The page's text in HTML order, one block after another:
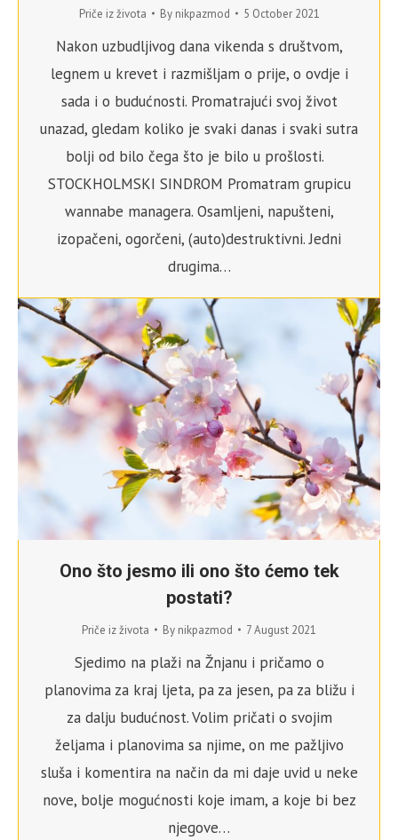
Priče iz života By nikpazmod 5 October 2021
Nakon uzbudljivog dana vikenda s društvom,
legnem u krevet i razmišljam o prije, o ovdje i
sada i o budućnosti. Promatrajući svoj život
unazad, gledam koliko je svaki danas i svaki sutra
bolji od bilo čega što je bilo u prošlosti.
STOCKHOLMSKI SINDROM Promatram grupicu
wannabe managera. Osamljeni, napušteni,
izopačeni, ogorčeni, (auto)destruktivni. Jedni
drugima…
Ono što jesmo ili ono što ćemo tek
postati?
Priče iz života By nikpazmod 7 August 2021
Sjedimo na plaži na Žnjanu i pričamo o
planovima za kraj ljeta, pa za jesen, pa za bližu i
za dalju budućnost. Volim pričati o svojim
željama i planovima sa njime, on me pažljivo
sluša i komentira na način da mi daje uvid u neke
nove, bolje mogućnosti koje imam, a koje bi bez
njegove…